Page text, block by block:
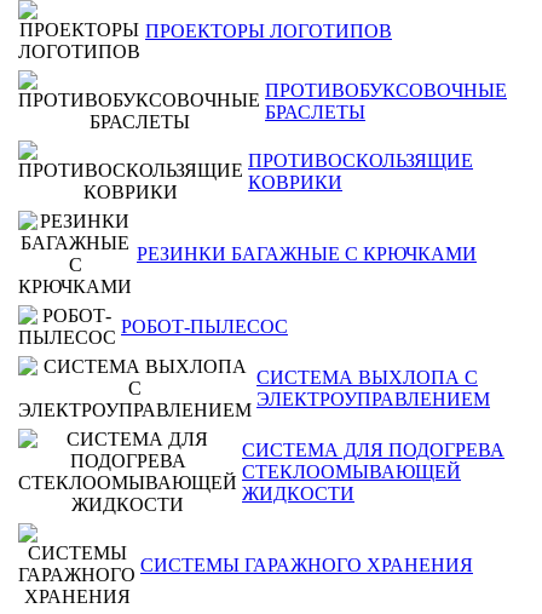
ПРОЕКТОРЫ ЛОГОТИПОВ
ПРОТИВОБУКСОВОЧНЫЕ
БРАСЛЕТЫ
ПРОТИВОСКОЛЬЗЯЩИЕ
КОВРИКИ
РЕЗИНКИ БАГАЖНЫЕ С КРЮЧКАМИ
РОБОТ-ПЫЛЕСОС
СИСТЕМА ВЫХЛОПА С
ЭЛЕКТРОУПРАВЛЕНИЕМ
СИСТЕМА ДЛЯ ПОДОГРЕВА
СТЕКЛООМЫВАЮЩЕЙ
ЖИДКОСТИ
СИСТЕМЫ ГАРАЖНОГО ХРАНЕНИЯ